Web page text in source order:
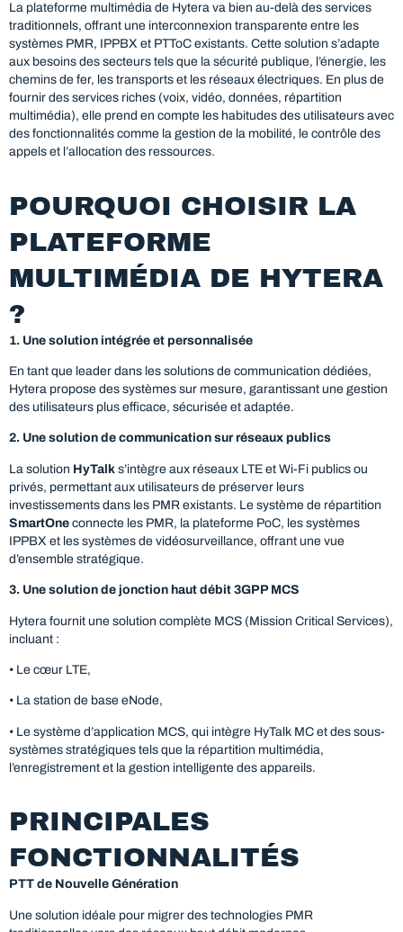
La plateforme multimédia de Hytera va bien au-delà des services
traditionnels, offrant une interconnexion transparente entre les
systèmes PMR, IPPBX et PTToC existants. Cette solution s’adapte
aux besoins des secteurs tels que la sécurité publique, l’énergie, les
chemins de fer, les transports et les réseaux électriques. En plus de
fournir des services riches (voix, vidéo, données, répartition
multimédia), elle prend en compte les habitudes des utilisateurs avec
des fonctionnalités comme la gestion de la mobilité, le contrôle des
appels et l’allocation des ressources.
POURQUOI CHOISIR LA
PLATEFORME
MULTIMÉDIA DE HYTERA
?
1. Une solution intégrée et personnalisée
En tant que leader dans les solutions de communication dédiées,
Hytera propose des systèmes sur mesure, garantissant une gestion
des utilisateurs plus efficace, sécurisée et adaptée.
2. Une solution de communication sur réseaux publics
La solution HyTalk s’intègre aux réseaux LTE et Wi-Fi publics ou
privés, permettant aux utilisateurs de préserver leurs
investissements dans les PMR existants. Le système de répartition
SmartOne connecte les PMR, la plateforme PoC, les systèmes
IPPBX et les systèmes de vidéosurveillance, offrant une vue
d’ensemble stratégique.
3. Une solution de jonction haut débit 3GPP MCS
Hytera fournit une solution complète MCS (Mission Critical Services),
incluant :
• Le cœur LTE,
• La station de base eNode,
• Le système d’application MCS, qui intègre HyTalk MC et des sous-
systèmes stratégiques tels que la répartition multimédia,
l’enregistrement et la gestion intelligente des appareils.
PRINCIPALES
FONCTIONNALITÉS
PTT de Nouvelle Génération
Une solution idéale pour migrer des technologies PMR